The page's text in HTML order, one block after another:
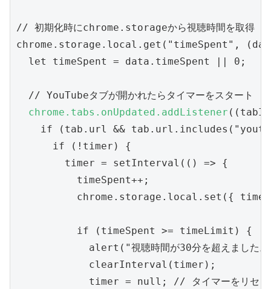
// 初期化時にchrome.storageから視聴時間を取得
chrome.storage.local.get("timeSpent",
  let timeSpent = data.timeSpent || 0;
  // YouTubeタブが開かれたらタイマーをスタート
chrome.tabs.onUpdated.addListener
if (tab.url &&
      if (!timer) {
        timer = setInterval(() => {
          timeSpent++;
chrome.storage.local.set({
          if (timeSpent >= timeLimit) {
alert("視聴時間が30分を超えました。
            clearInterval(timer);
timer = null; // タイマーをリセッ